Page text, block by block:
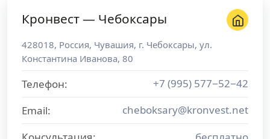
Кронвест — Чебоксары
428018, Россия, Чувашия, г. Чебоксары, ул.
Константина Иванова, 80
Телефон:
+7 (995) 577−52−42
Email:
cheboksary@kronvest.net